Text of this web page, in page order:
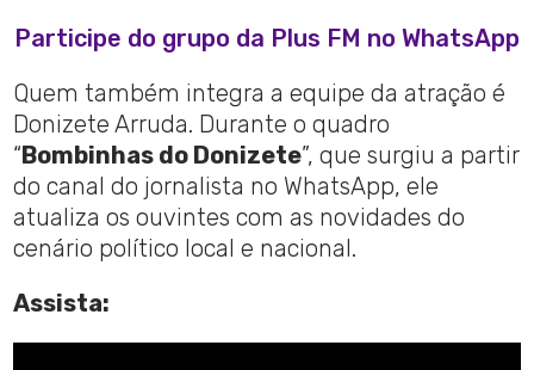
Participe do grupo da Plus FM no WhatsApp
Quem também integra a equipe da atração é
Donizete Arruda. Durante o quadro
“ Bombinhas do Donizete”, que surgiu a partir
do canal do jornalista no WhatsApp, ele
atualiza os ouvintes com as novidades do
cenário político local e nacional.
Assista: